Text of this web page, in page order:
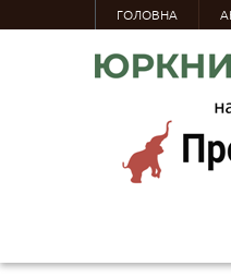
ГОЛОВНА